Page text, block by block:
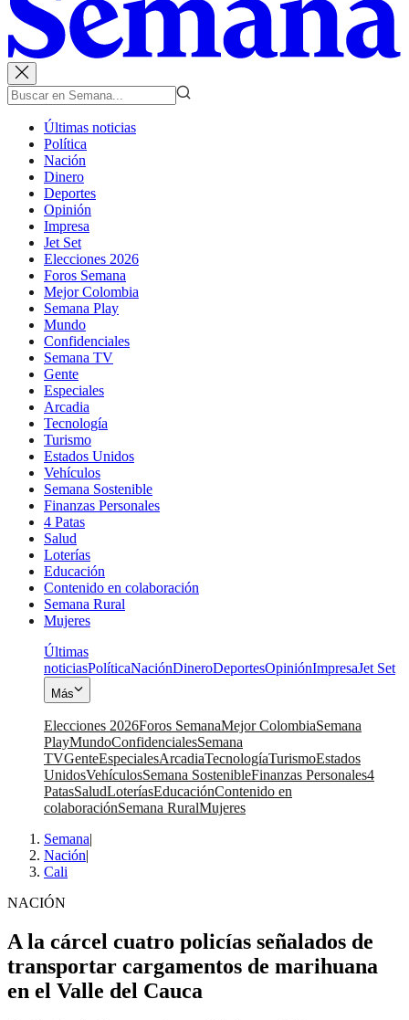
Últimas noticias
Política
Nación
Dinero
Deportes
Opinión
Impresa
Jet Set
Elecciones 2026
Foros Semana
Mejor Colombia
Semana Play
Mundo
Confidenciales
Semana TV
Gente
Especiales
Arcadia
Tecnología
Turismo
Estados Unidos
Vehículos
Semana Sostenible
Finanzas Personales
4 Patas
Salud
Loterías
Educación
Contenido en colaboración
Semana Rural
Mujeres
Últimas
noticiasPolíticaNaciónDineroDeportesOpiniónImpresaJet Set
Más
Elecciones 2026Foros SemanaMejor ColombiaSemana
PlayMundoConfidencialesSemana
TVGenteEspecialesArcadiaTecnologíaTurismoEstados
UnidosVehículosSemana SostenibleFinanzas Personales4
PatasSaludLoteríasEducaciónContenido en
colaboraciónSemana RuralMujeres
Semana|
Nación|
Cali
NACIÓN
A la cárcel cuatro policías señalados de
transportar cargamentos de marihuana
en el Valle del Cauca